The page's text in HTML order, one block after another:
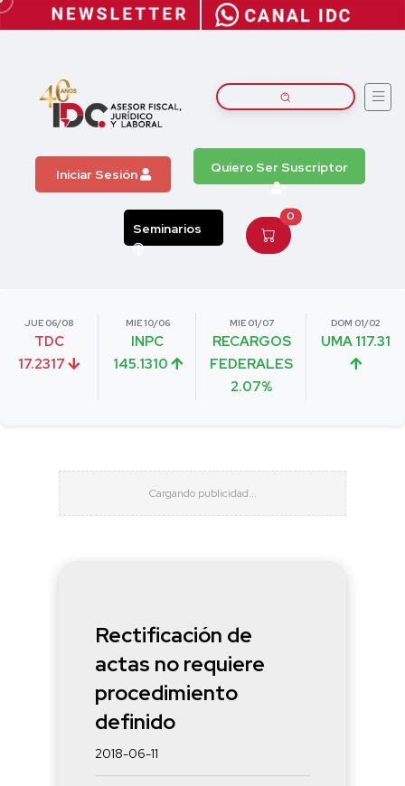
Iniciar Sesión Quiero Ser Suscriptor
Seminarios
0
JUE 06/08
TDC
17.2317
MIE 10/06
INPC
145.1310
MIE 01/07
RECARGOS
FEDERALES
2.07%
DOM 01/02
UMA 117.31
Rectificación de
actas no requiere
procedimiento
definido
2018-06-11